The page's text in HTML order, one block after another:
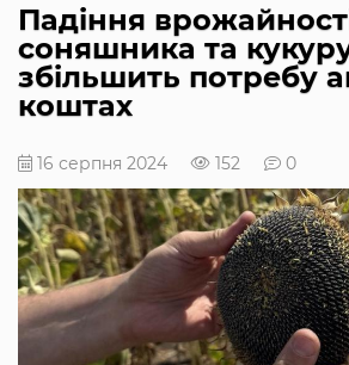
Падіння
соняшника та
збільшить потребу
коштах
16 серпня 2024 152 0